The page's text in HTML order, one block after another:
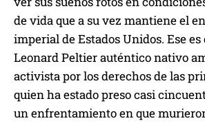
de vida que a su vez mantiene el
imperial de Estados Unidos. Ese es
Leonard Peltier auténtico nativo
activista por los derechos de las
quien ha estado preso casi
un enfrentamiento en que